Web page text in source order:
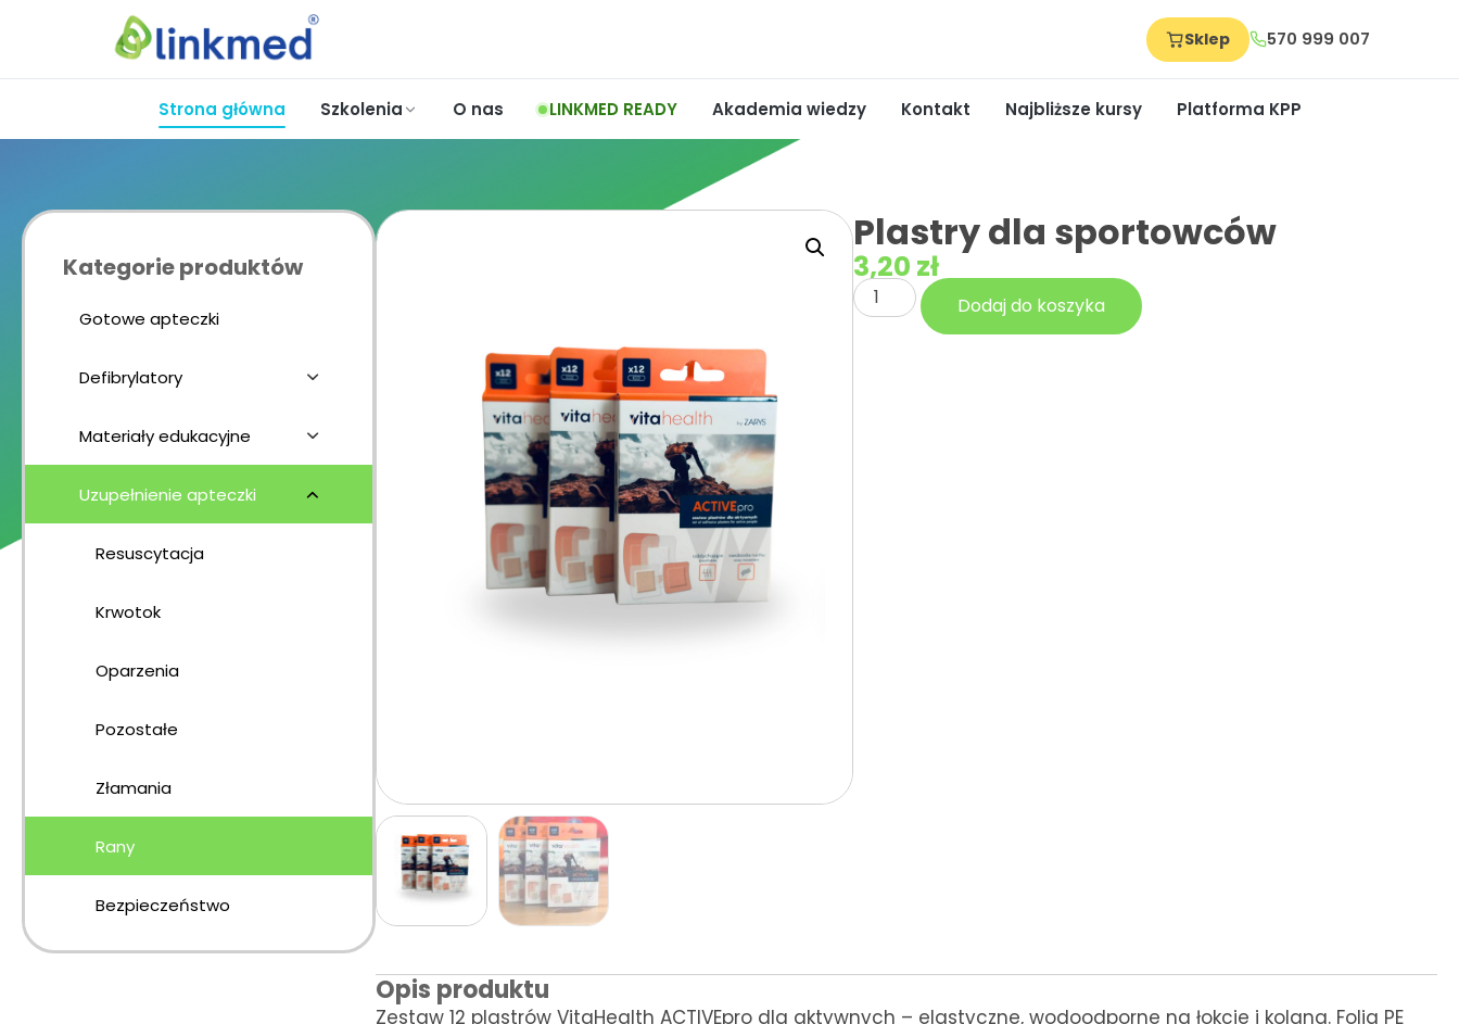
Sklep 570 999 007
Strona główna Szkolenia O nas LINKMED READY Akademia wiedzy Kontakt Najbliższe kursy Platforma KPP
Kategorie produktów
Gotowe apteczki
Defibrylatory
Materiały edukacyjne
Uzupełnienie apteczki
Resuscytacja
Krwotok
Oparzenia
Pozostałe
Złamania
Rany
Bezpieczeństwo
Plastry dla sportowców
3,20 zł
Dodaj do koszyka
Opis produktu
Zestaw 12 plastrów VitaHealth ACTIVEpro dla aktywnych – elastyczne, wodoodporne na łokcie i kolana. Folia PE